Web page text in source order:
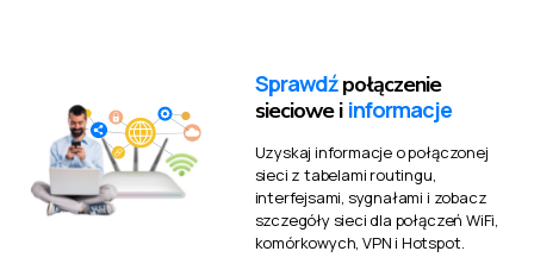
Sprawdźpołączenie
sieciowe i informacje
Uzyskaj informacje o połączonej
sieci z tabelami routingu,
interfejsami, sygnałami i zobacz
szczegóły sieci dla połączeń WiFi,
komórkowych, VPN i Hotspot.